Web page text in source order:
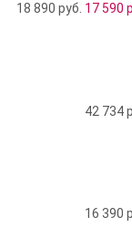
18 890 руб. 17 590
42 734
16 390